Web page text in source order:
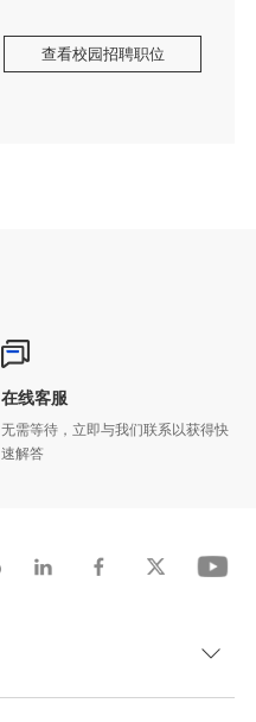
查看校园招聘职位
在线客服
速解答